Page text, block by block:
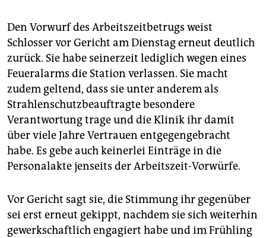
Den Vorwurf des Arbeitszeitbetrugs weist
Schlosser vor Gericht am Dienstag erneut deutlich
zurück. Sie habe seinerzeit lediglich wegen eines
Feueralarms die Station verlassen. Sie macht
zudem geltend, dass sie unter anderem als
Strahlenschutzbeauftragte besondere
Verantwortung trage und die Klinik ihr damit
über viele Jahre Vertrauen entgegengebracht
habe. Es gebe auch keinerlei Einträge in die
Personalakte jenseits der Arbeitszeit-Vorwürfe.
Vor Gericht sagt sie, die Stimmung ihr gegenüber
sei erst erneut gekippt, nachdem sie sich weiterhin
gewerkschaftlich engagiert habe und im Frühling